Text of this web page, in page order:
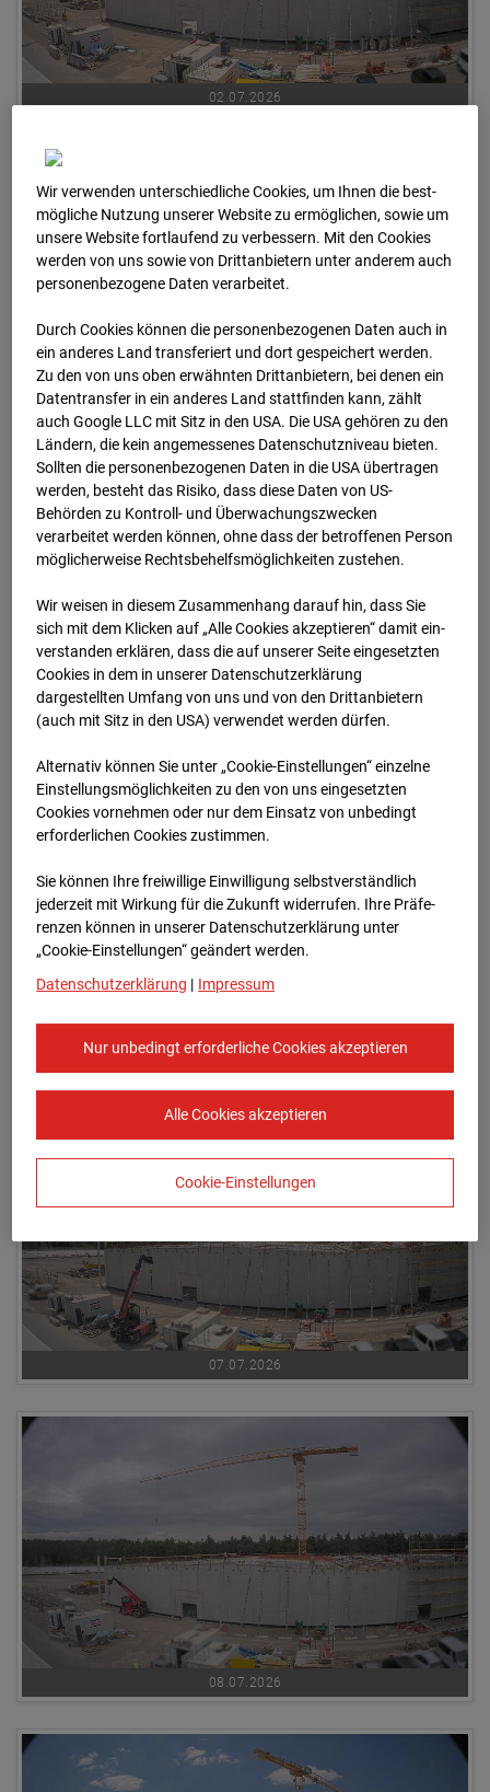
02.07.2026
03.07.2026
06.07.2026
07.07.2026
08.07.2026
Wir verwenden unterschiedliche Cookies, um Ihnen die best­
mögliche Nutzung unserer Website zu ermöglichen, sowie um
unsere Website fortlaufend zu verbessern. Mit den Cookies
werden von uns sowie von Drittanbietern unter anderem auch
personenbezogene Daten verarbeitet.
Durch Cookies können die personenbezogenen Daten auch in
ein anderes Land transferiert und dort gespeichert werden.
Zu den von uns oben erwähnten Drittanbietern, bei denen ein
Datentransfer in ein anderes Land stattfinden kann, zählt
auch Google LLC mit Sitz in den USA. Die USA gehören zu den
Ländern, die kein angemessenes Datenschutzniveau bieten.
Sollten die personenbezogenen Daten in die USA übertragen
werden, besteht das Risiko, dass diese Daten von US-
Behörden zu Kontroll- und Überwachungszwecken
verarbeitet werden können, ohne dass der betroffenen Person
möglicherweise Rechtsbehelfsmöglichkeiten zustehen.
Wir weisen in diesem Zusammenhang darauf hin, dass Sie
sich mit dem Klicken auf „Alle Cookies akzeptieren“ damit ein­
ver­standen erklären, dass die auf unserer Seite eingesetzten
Cookies in dem in unserer Datenschutzerklärung
dargestellten Umfang von uns und von den Drittanbietern
(auch mit Sitz in den USA) verwendet werden dürfen.
Alternativ können Sie unter „Cookie-Einstellungen“ einzelne
Einstellungsmöglichkeiten zu den von uns eingesetzten
Cookies vornehmen oder nur dem Einsatz von unbedingt
erforderlichen Cookies zustimmen.
Sie können Ihre freiwillige Einwilligung selbstverständlich
jederzeit mit Wirkung für die Zukunft widerrufen. Ihre Prä­fe­
renzen können in unserer Datenschutzerklärung unter
„Cookie-Einstellungen“ geändert werden.
Datenschutzerklärung | Impressum
Nur unbedingt erforderliche Cookies akzeptieren
Alle Cookies akzeptieren
Cookie-Einstellungen